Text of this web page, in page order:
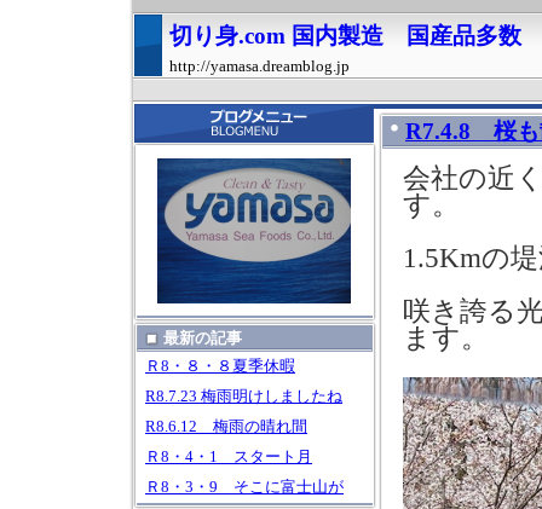
切り身.com 国内製造 国産品多数
http://yamasa.dreamblog.jp
最新の記事
Ｒ8・８・８夏季休暇
R8.7.23 梅雨明けしましたね
R8.6.12 梅雨の晴れ間
Ｒ8・4・1 スタート月
Ｒ8・3・9 そこに富士山が
R7.4.8 桜も
会社の近
す。
1.5Kmの
咲き誇る
ます。